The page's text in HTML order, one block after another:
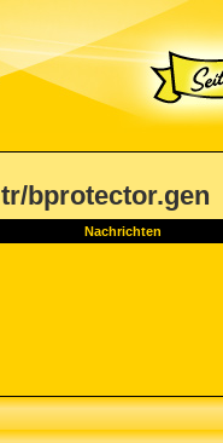
tr/bprotector.gen
Nachrichten